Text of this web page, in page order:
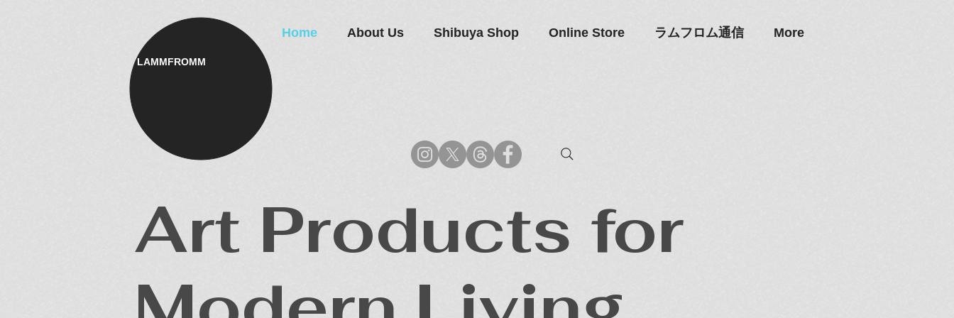
LAMMFROMM​
Home About Us Shibuya Shop Online Store ラムフロム通信 More
Art Products for